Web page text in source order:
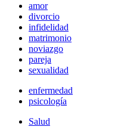
amor
divorcio
infidelidad
matrimonio
noviazgo
pareja
sexualidad
enfermedad
psicología
Salud